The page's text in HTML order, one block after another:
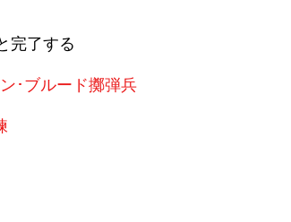
完了する
･ブルード擲弾兵